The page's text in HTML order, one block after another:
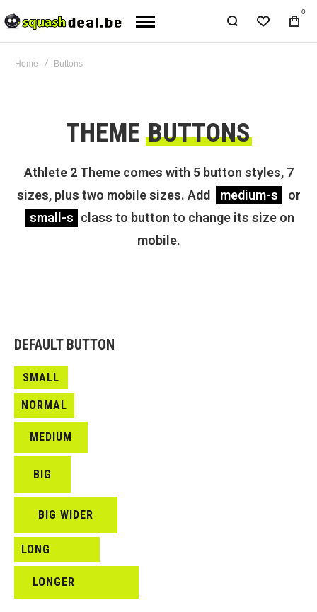
0
Home Buttons
THEME BUTTONS
Athlete 2 Theme comes with 5 button styles, 7
sizes, plus two mobile sizes. Add
medium-s
or
small-s class to button to change its size on
mobile.
DEFAULT BUTTON
SMALL
NORMAL
MEDIUM
BIG
BIG WIDER
LONG
LONGER